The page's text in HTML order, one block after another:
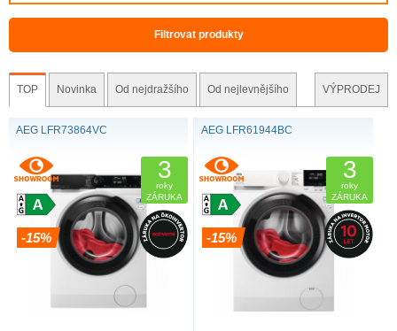
7000 ProSteam®
Filtrovat produkty
TOP Novinka Od nejdražšího Od nejlevnějšího VÝPRODEJ
AEG LFR73864VC
-15%
3
roky
ZÁRUKA
AEG LFR61944BC
-15%
3
roky
ZÁRUKA